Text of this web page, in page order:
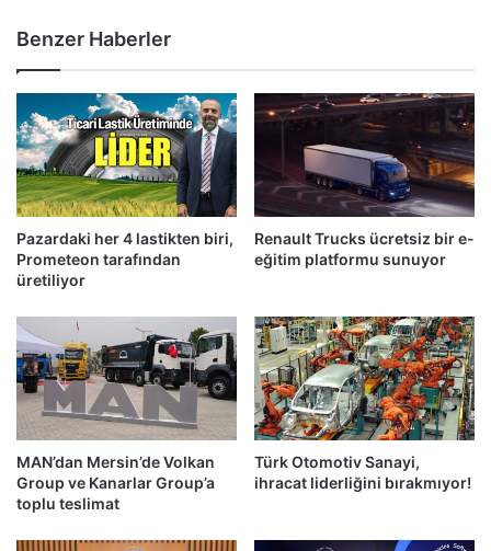
Benzer Haberler
Pazardaki her 4 lastikten biri,
Prometeon tarafından
üretiliyor
Renault Trucks ücretsiz bir e-
eğitim platformu sunuyor
MAN’dan Mersin’de Volkan
Group ve Kanarlar Group’a
toplu teslimat
Türk Otomotiv Sanayi,
ihracat liderliğini bırakmıyor!